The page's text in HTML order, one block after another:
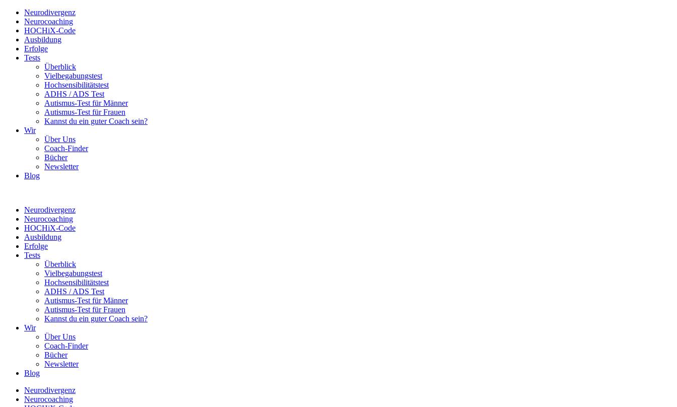
Neurodivergenz
Neurocoaching
HOCHiX-Code
Ausbildung
Erfolge
Tests
Überblick
Vielbegabungstest
Hochsensibilitätstest
ADHS / ADS Test
Autismus-Test für Männer
Autismus-Test für Frauen
Kannst du ein guter Coach sein?
Wir
Über Uns
Coach-Finder
Bücher
Newsletter
Blog
Neurodivergenz
Neurocoaching
HOCHiX-Code
Ausbildung
Erfolge
Tests
Überblick
Vielbegabungstest
Hochsensibilitätstest
ADHS / ADS Test
Autismus-Test für Männer
Autismus-Test für Frauen
Kannst du ein guter Coach sein?
Wir
Über Uns
Coach-Finder
Bücher
Newsletter
Blog
Neurodivergenz
Neurocoaching